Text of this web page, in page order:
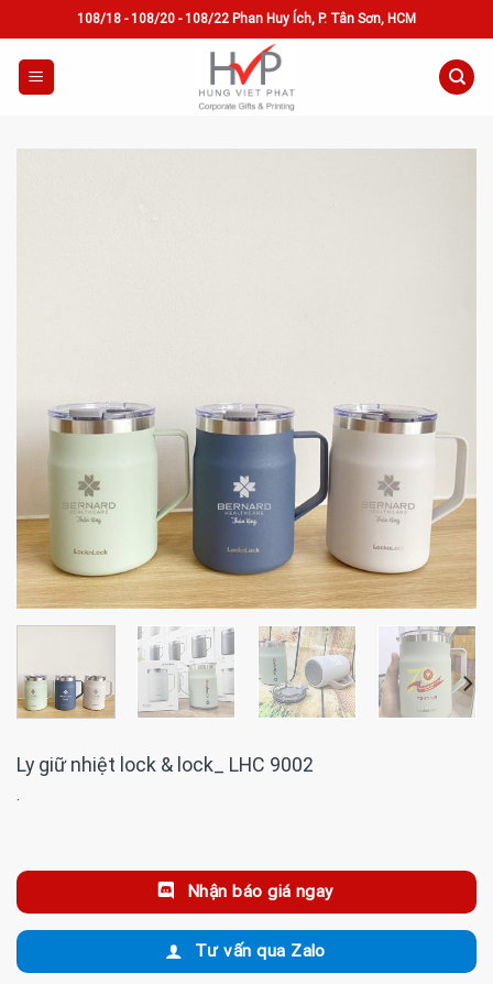
to
content
108/18 - 108/20 - 108/22 Phan Huy Ích, P. Tân Sơn, HCM
Ly giữ nhiệt lock & lock_ LHC 9002
·
Nhận báo giá ngay
Tư vấn qua Zalo